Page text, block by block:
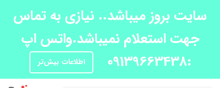
سایت بروز میباشد.. نیازی به تماس
جهت استعلام نمیباشد.واتس اپ
:09139663438
اطلاعات بیش‌تر